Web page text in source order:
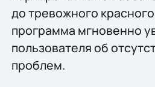
до тревожного
программа мгновенно
пользователя об
проблем.